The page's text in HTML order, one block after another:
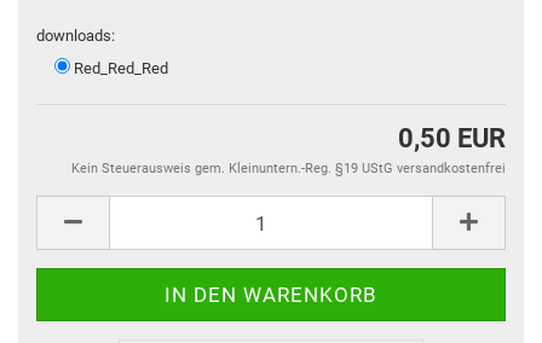
downloads:
Red_Red_Red
0,50 EUR
Kein Steuerausweis gem. Kleinuntern.-Reg. §19 UStG versandkostenfrei